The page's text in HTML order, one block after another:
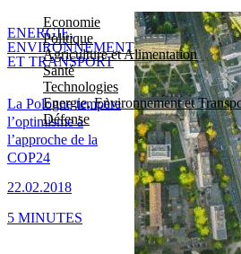
Economie
Politique
Agriculture et Alimentation
Santé
Technologies
Energie, Environnement et
Défense
La Pologne tempère
l’optimisme à
l’approche de la
COP24
22.02.2018
ENERGIE,
ENVIRONNEMENT
ET TRANSPORT
5 MINUTES